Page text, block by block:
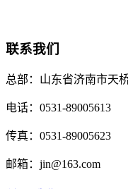
联系我们
总部： 山东省济南市天
电话： 0531-89005613
传真： 0531-89005623
邮箱： jin@163.com